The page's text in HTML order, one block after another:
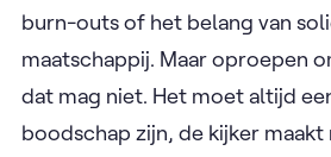
burn-outs of het belang van
maatschappij. Maar oproepen
dat mag niet. Het moet altijd
boodschap zijn, de kijker